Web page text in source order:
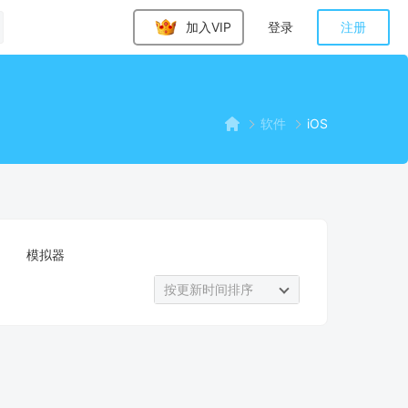
加入VIP 登录 注册
软件 iOS
模拟器
按更新时间排序